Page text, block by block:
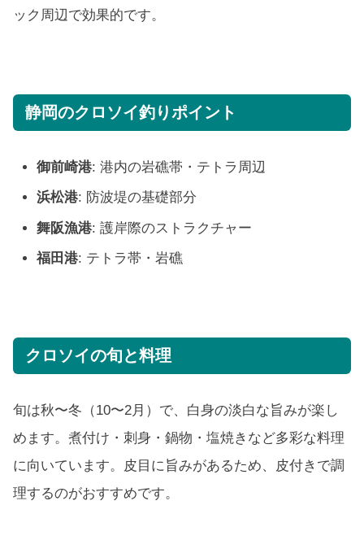
ック周辺で効果的です。
静岡のクロソイ釣りポイント
御前崎港: 港内の岩礁帯・テトラ周辺
浜松港: 防波堤の基礎部分
舞阪漁港: 護岸際のストラクチャー
福田港: テトラ帯・岩礁
クロソイの旬と料理
旬は秋〜冬（10〜2月）で、白身の淡白な旨みが楽し
めます。煮付け・刺身・鍋物・塩焼きなど多彩な料理
に向いています。皮目に旨みがあるため、皮付きで調
理するのがおすすめです。